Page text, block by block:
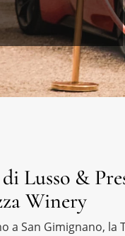
Lusso &
Winery
a San Gimignano, la